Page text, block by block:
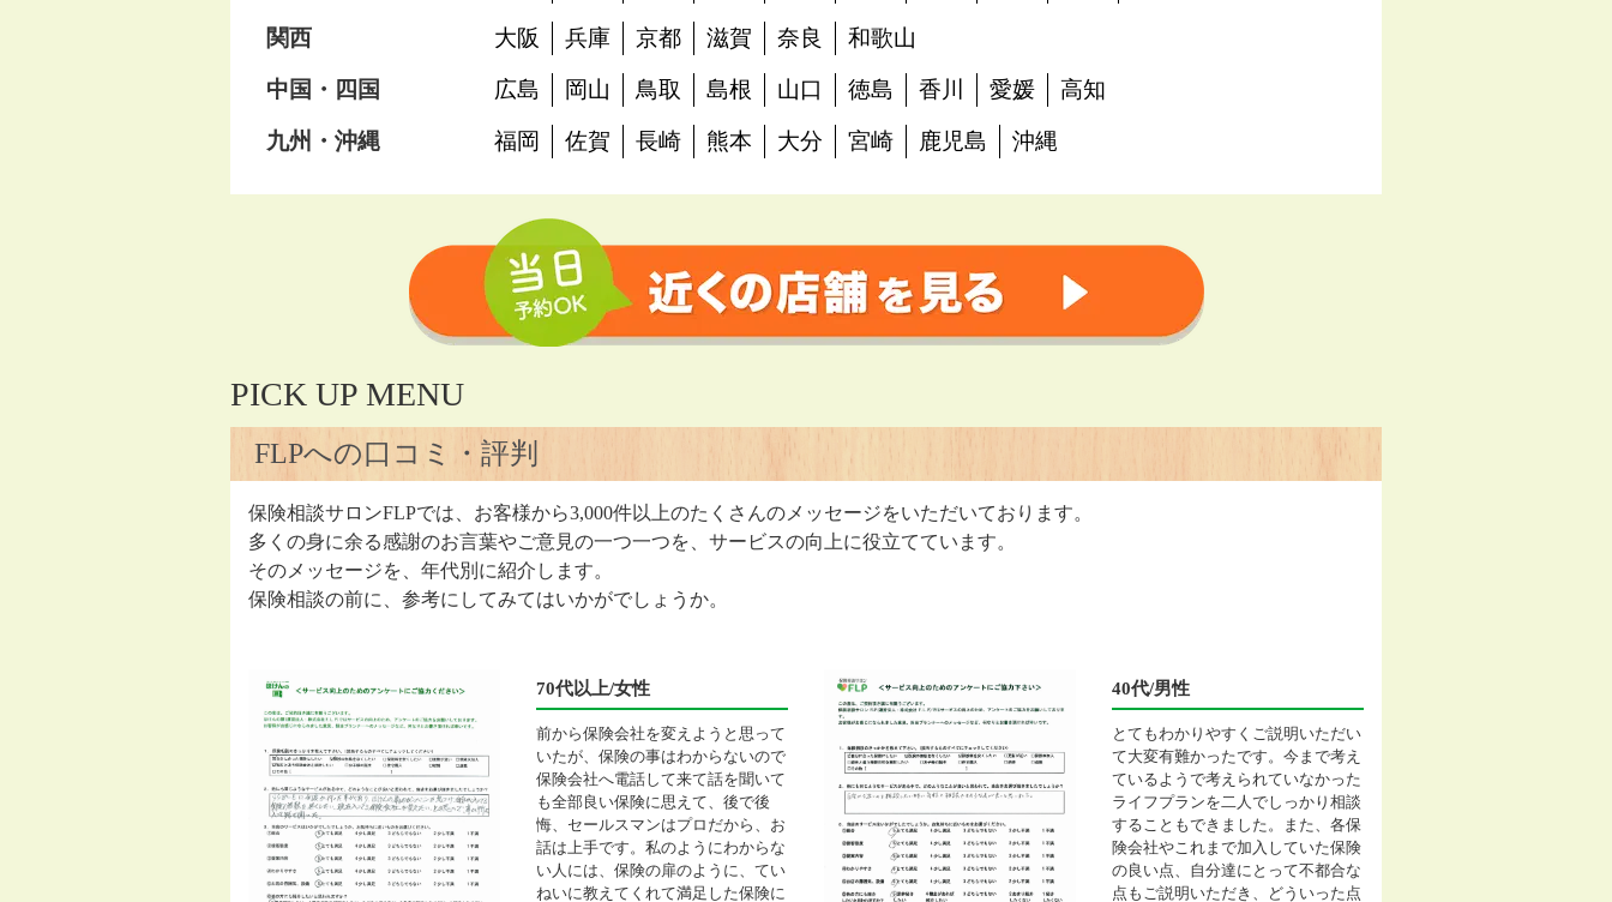
関西 大阪 兵庫 京都 滋賀 奈良 和歌山
中国・四国 広島 岡山 鳥取 島根 山口 徳島 香川 愛媛 高知
九州・沖縄 福岡 佐賀 長崎 熊本 大分 宮崎 鹿児島 沖縄
PICK UP MENU
FLPへの口コミ・評判
保険相談サロンFLPでは、お客様から3,000件以上のたくさんのメッセージをいただいております。
多くの身に余る感謝のお言葉やご意見の一つ一つを、サービスの向上に役立てています。
そのメッセージを、年代別に紹介します。
保険相談の前に、参考にしてみてはいかがでしょうか。
70代以上/女性
前から保険会社を変えようと思って
いたが、保険の事はわからないので
保険会社へ電話して来て話を聞いて
も全部良い保険に思えて、後で後
悔、セールスマンはプロだから、お
話は上手です。私のようにわからな
い人には、保険の扉のように、てい
ねいに教えてくれて満足した保険に
40代/男性
とてもわかりやすくご説明いただい
て大変有難かったです。今まで考え
ているようで考えられていなかった
ライフプランを二人でしっかり相談
することもできました。また、各保
険会社やこれまで加入していた保険
の良い点、自分達にとって不都合な
点もご説明いただき、どういった点